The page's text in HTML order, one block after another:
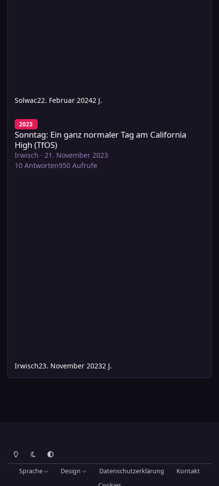
Solwac22. Februar 20242 J.
2023
Sonntag: Ein ganz normaler Tag am California
High (TfOS)
Irwisch · 21. November 2023
10 Antworten950 Aufrufe
Irwisch23. November 20232 J.
Heller ModusDunkler ModusSystemeinstellung
Sprache Design Datenschutzerklärung
Kontakt